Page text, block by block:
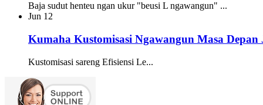
Baja sudut henteu ngan ukur "beusi L ngawangun" ...
Jun 12
Kumaha Kustomisasi Ngawangun Masa Depan
Kustomisasi sareng Efisiensi Le...